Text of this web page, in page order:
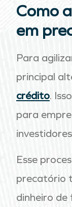
Como
em
Para
principal
crédito.
para
Esse
precatório
dinheiro de